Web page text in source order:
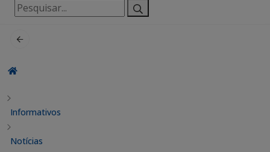
Pesquisar
por:
Informativos
Notícias